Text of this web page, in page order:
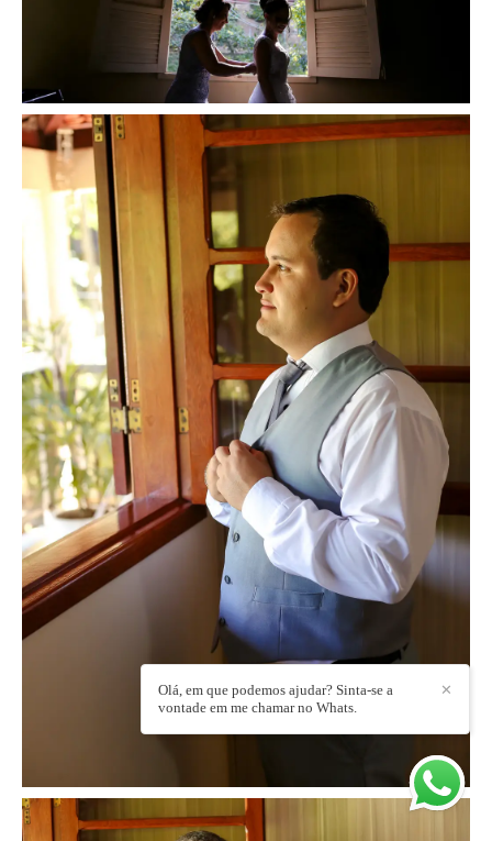
✕
Olá, em que podemos ajudar? Sinta-se a
vontade em me chamar no Whats.